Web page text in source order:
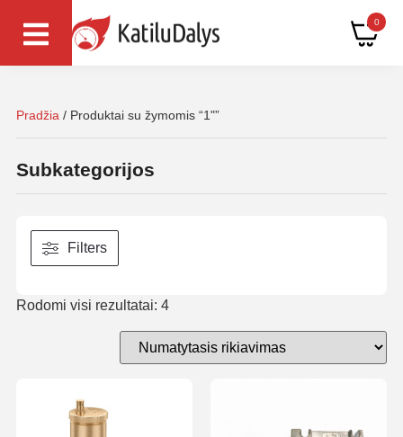
0
Pradžia / Produktai su žymomis “1"”
Subkategorijos
Filters
Rodomi visi rezultatai: 4